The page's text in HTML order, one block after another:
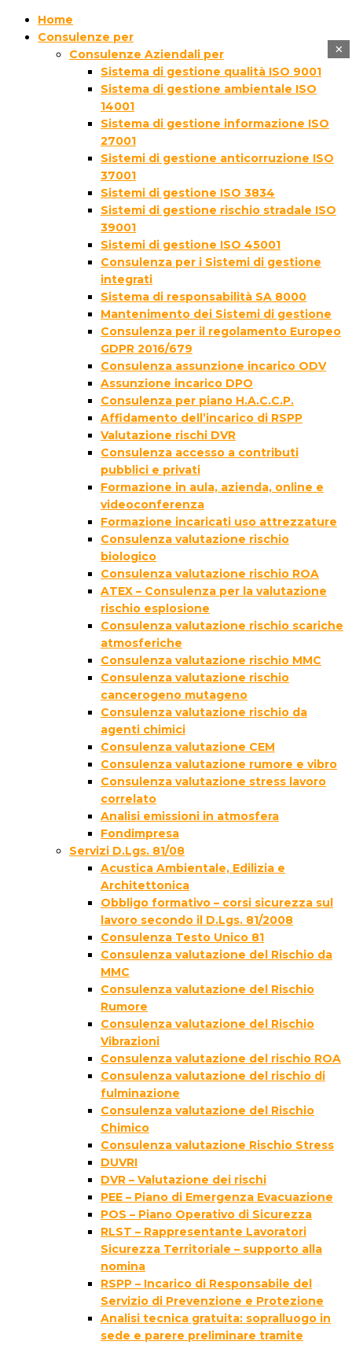
Home
Consulenze per
Consulenze Aziendali per
Sistema di gestione qualità ISO 9001
Sistema di gestione ambientale ISO
14001
Sistema di gestione informazione ISO
27001
Sistemi di gestione anticorruzione ISO
37001
Sistemi di gestione ISO 3834
Sistemi di gestione rischio stradale ISO
39001
Sistemi di gestione ISO 45001
Consulenza per i Sistemi di gestione
integrati
Sistema di responsabilità SA 8000
Mantenimento dei Sistemi di gestione
Consulenza per il regolamento Europeo
GDPR 2016/679
Consulenza assunzione incarico ODV
Assunzione incarico DPO
Consulenza per piano H.A.C.C.P.
Affidamento dell’incarico di RSPP
Valutazione rischi DVR
Consulenza accesso a contributi
pubblici e privati
Formazione in aula, azienda, online e
videoconferenza
Formazione incaricati uso attrezzature
Consulenza valutazione rischio
biologico
Consulenza valutazione rischio ROA
ATEX – Consulenza per la valutazione
rischio esplosione
Consulenza valutazione rischio scariche
atmosferiche
Consulenza valutazione rischio MMC
Consulenza valutazione rischio
cancerogeno mutageno
Consulenza valutazione rischio da
agenti chimici
Consulenza valutazione CEM
Consulenza valutazione rumore e vibro
Consulenza valutazione stress lavoro
correlato
Analisi emissioni in atmosfera
Fondimpresa
Servizi D.Lgs. 81/08
Acustica Ambientale, Edilizia e
Architettonica
Obbligo formativo – corsi sicurezza sul
lavoro secondo il D.Lgs. 81/2008
Consulenza Testo Unico 81
Consulenza valutazione del Rischio da
MMC
Consulenza valutazione del Rischio
Rumore
Consulenza valutazione del Rischio
Vibrazioni
Consulenza valutazione del rischio ROA
Consulenza valutazione del rischio di
fulminazione
Consulenza valutazione del Rischio
Chimico
Consulenza valutazione Rischio Stress
DUVRI
DVR – Valutazione dei rischi
PEE – Piano di Emergenza Evacuazione
POS – Piano Operativo di Sicurezza
RLST – Rappresentante Lavoratori
Sicurezza Territoriale – supporto alla
nomina
RSPP – Incarico di Responsabile del
Servizio di Prevenzione e Protezione
Analisi tecnica gratuita: sopralluogo in
sede e parere preliminare tramite
×